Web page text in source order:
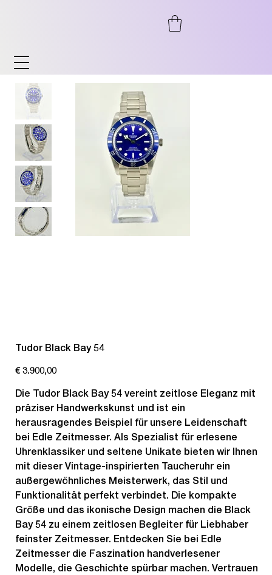
Tudor Black Bay 54
Preis
€ 3.900,00
Die Tudor Black Bay 54 vereint zeitlose Eleganz mit
präziser Handwerkskunst und ist ein
herausragendes Beispiel für unsere Leidenschaft
bei Edle Zeitmesser. Als Spezialist für erlesene
Uhrenklassiker und seltene Unikate bieten wir Ihnen
mit dieser Vintage-inspirierten Taucheruhr ein
außergewöhnliches Meisterwerk, das Stil und
Funktionalität perfekt verbindet. Die kompakte
Größe und das ikonische Design machen die Black
Bay 54 zu einem zeitlosen Begleiter für Liebhaber
feinster Zeitmesser. Entdecken Sie bei Edle
Zeitmesser die Faszination handverlesener
Modelle, die Geschichte spürbar machen. Vertrauen